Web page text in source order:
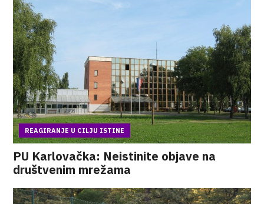
REAGIRANJE U CILJU ISTINE
PU Karlovačka: Neistinite objave na
društvenim mrežama